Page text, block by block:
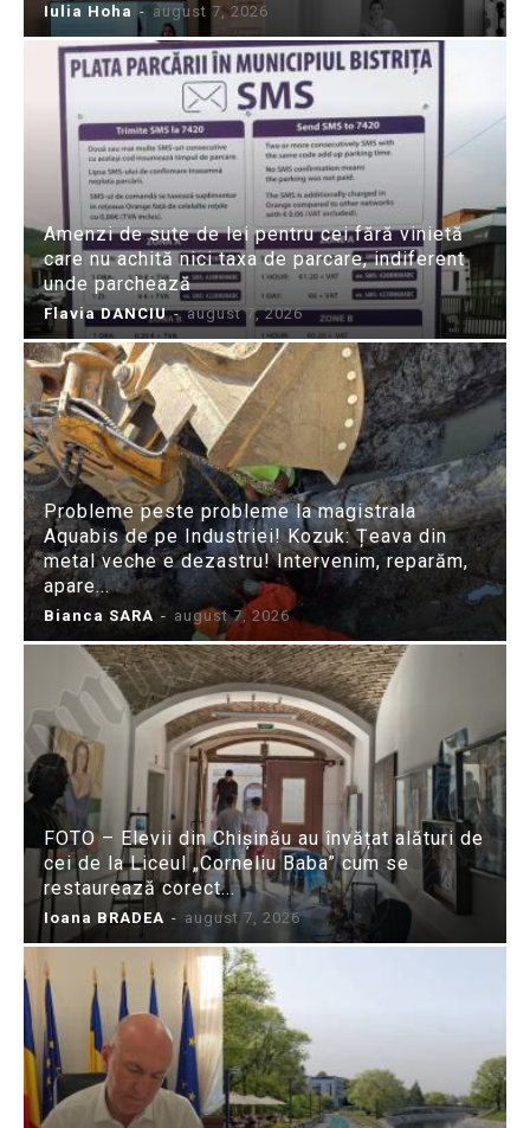
Iulia Hoha - august 7, 2026
Amenzi de sute de lei pentru cei fără vinietă
care nu achită nici taxa de parcare, indiferent
unde parchează
Flavia DANCIU - august 7, 2026
Probleme peste probleme la magistrala
Aquabis de pe Industriei! Kozuk: Țeava din
metal veche e dezastru! Intervenim, reparăm,
apare...
Bianca SARA - august 7, 2026
FOTO – Elevii din Chișinău au învățat alături de
cei de la Liceul „Corneliu Baba” cum se
restaurează corect...
Ioana BRADEA - august 7, 2026